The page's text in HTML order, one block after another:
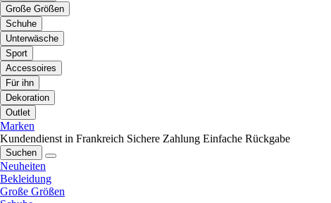
Große Größen
Schuhe
Unterwäsche
Sport
Accessoires
Für ihn
Dekoration
Outlet
Marken
Kundendienst in Frankreich Sichere Zahlung Einfache Rückgabe
Suchen
Neuheiten
Bekleidung
Große Größen